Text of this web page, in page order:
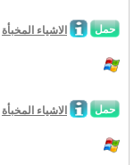
حمل الاشياء المخبأة
حمل الاشياء المخبأة